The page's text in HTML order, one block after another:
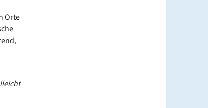
Orte